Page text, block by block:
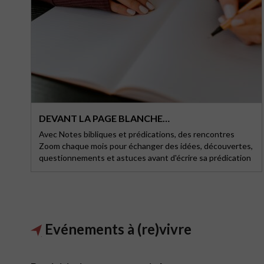
DEVANT LA PAGE BLANCHE…
Avec Notes bibliques et prédications, des rencontres
Zoom chaque mois pour échanger des idées, découvertes,
questionnements et astuces avant d'écrire sa prédication
Evénements à (re)vivre